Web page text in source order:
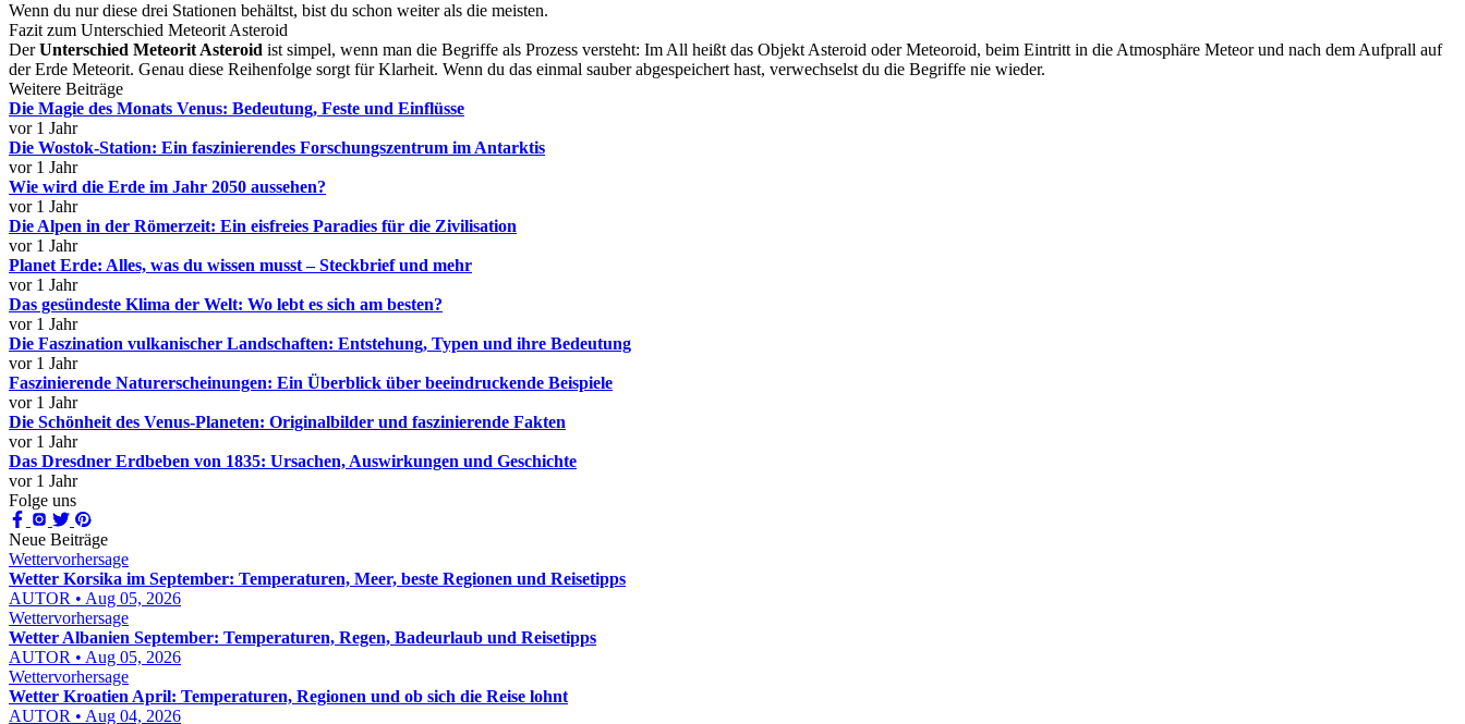
Wenn du nur diese drei Stationen behältst, bist du schon weiter als die meisten.
Fazit zum Unterschied Meteorit Asteroid
DerUnterschied Meteorit Asteroid ist simpel, wenn man die Begriffe als Prozess versteht: Im All heißt das Objekt Asteroid oder Meteoroid, beim Eintritt in die Atmosphäre Meteor und nach dem Aufprall auf
der Erde Meteorit. Genau diese Reihenfolge sorgt für Klarheit. Wenn du das einmal sauber abgespeichert hast, verwechselst du die Begriffe nie wieder.
Weitere Beiträge
Die Magie des Monats Venus: Bedeutung, Feste und Einflüsse
vor 1 Jahr
Die Wostok-Station: Ein faszinierendes Forschungszentrum im Antarktis
vor 1 Jahr
Wie wird die Erde im Jahr 2050 aussehen?
vor 1 Jahr
Die Alpen in der Römerzeit: Ein eisfreies Paradies für die Zivilisation
vor 1 Jahr
Planet Erde: Alles, was du wissen musst – Steckbrief und mehr
vor 1 Jahr
Das gesündeste Klima der Welt: Wo lebt es sich am besten?
vor 1 Jahr
Die Faszination vulkanischer Landschaften: Entstehung, Typen und ihre Bedeutung
vor 1 Jahr
Faszinierende Naturerscheinungen: Ein Überblick über beeindruckende Beispiele
vor 1 Jahr
Die Schönheit des Venus-Planeten: Originalbilder und faszinierende Fakten
vor 1 Jahr
Das Dresdner Erdbeben von 1835: Ursachen, Auswirkungen und Geschichte
vor 1 Jahr
Folge uns
Neue Beiträge
Wettervorhersage
Wetter Korsika im September: Temperaturen, Meer, beste Regionen und Reisetipps
AUTOR • Aug 05, 2026
Wettervorhersage
Wetter Albanien September: Temperaturen, Regen, Badeurlaub und Reisetipps
AUTOR • Aug 05, 2026
Wettervorhersage
Wetter Kroatien April: Temperaturen, Regionen und ob sich die Reise lohnt
AUTOR • Aug 04, 2026